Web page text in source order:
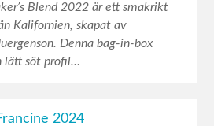
Blend 2022 är ett smakrikt
Kalifornien, skapat av
Denna bag-in-box
lätt söt profil…